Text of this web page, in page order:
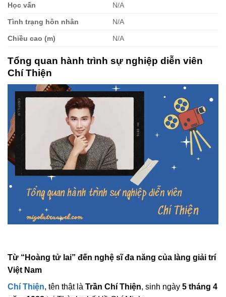
Học vấn N/A
Tình trạng hôn nhân N/A
Chiều cao (m) N/A
Tổng quan hành trình sự nghiệp diễn viên
Chí Thiện
Từ “Hoàng tử lai” đến nghệ sĩ đa năng của làng giải trí
Việt Nam
Chí Thiện, tên thật là Trần Chí Thiện, sinh ngày 5 tháng 4